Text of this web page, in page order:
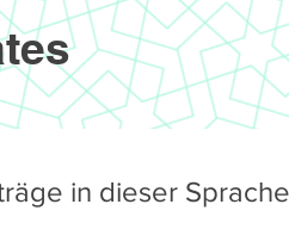
in dieser